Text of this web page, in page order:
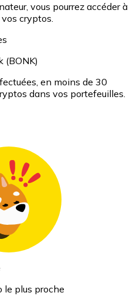
vous pourrez accéder à
cryptos.
(BONK)
en moins de 30
dans vos portefeuilles.
le plus proche